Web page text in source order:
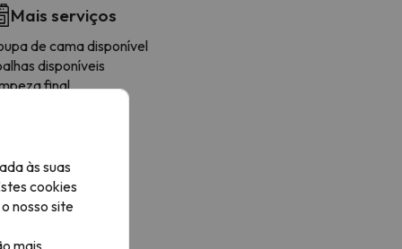
Mais serviços
de cama disponível
disponíveis
final
/ Cadeiras
às suas
cookies
nosso site
mais